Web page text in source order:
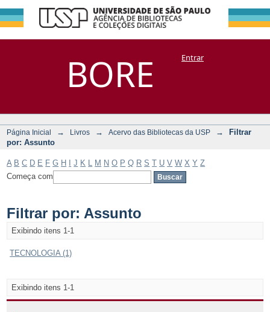
BORE
Filtrar por:
Assunto
DSpace/Manakin + CoriscoEntrar
Página Inicial → Livros → Acervo das Bibliotecas da USP →
Filtrar
por: Assunto
A B C D E F G H J K M N O P Q R S T U V W X Y Z
Começa com
Filtrar por: Assunto
Exibindo itens 1-1
TECNOLOGIA (1)
Exibindo itens 1-1